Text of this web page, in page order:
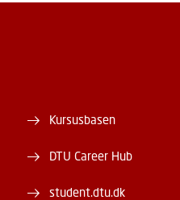
Kursusbasen
DTU Career Hub
student.dtu.dk